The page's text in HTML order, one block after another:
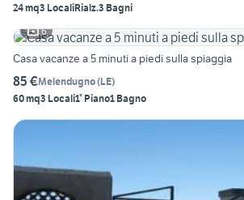
24 mq3 LocaliRialz.3 Bagni
6
Casa vacanze a 5 minuti a piedi sulla spiaggia
85 €Melendugno(LE)
60 mq3 Locali1° Piano1 Bagno